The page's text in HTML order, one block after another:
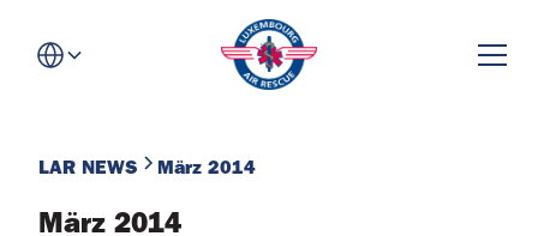
LAR NEWS März 2014
März 2014